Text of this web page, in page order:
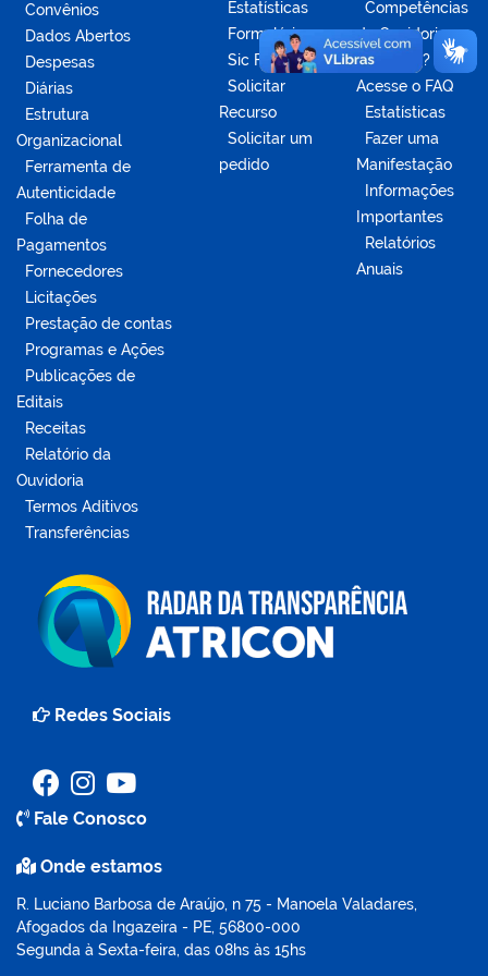
Convênios
Dados Abertos
Despesas
Diárias
Estrutura
Organizacional
Ferramenta de
Autenticidade
Folha de
Pagamentos
Fornecedores
Licitações
Prestação de contas
Programas e Ações
Publicações de
Editais
Receitas
Relatório da
Ouvidoria
Termos Aditivos
Transferências
Estatísticas
Formulários
Sic Físico
Solicitar
Recurso
Solicitar um
pedido
Competências
da Ouvidoria
Dúvidas?
Acesse o FAQ
Estatísticas
Fazer uma
Manifestação
Informações
Importantes
Relatórios
Anuais
Redes Sociais
Fale Conosco
Onde estamos
R. Luciano Barbosa de Araújo, n 75 - Manoela Valadares,
Afogados da Ingazeira - PE, 56800-000
Segunda à Sexta-feira, das 08hs às 15hs